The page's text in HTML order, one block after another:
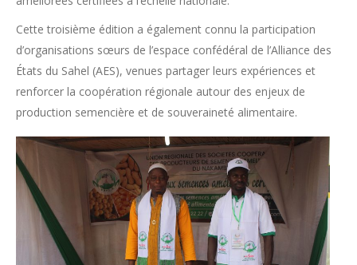
Cette troisième édition a également connu la participation
d’organisations sœurs de l’espace confédéral de l’Alliance des
États du Sahel (AES), venues partager leurs expériences et
renforcer la coopération régionale autour des enjeux de
production semencière et de souveraineté alimentaire.